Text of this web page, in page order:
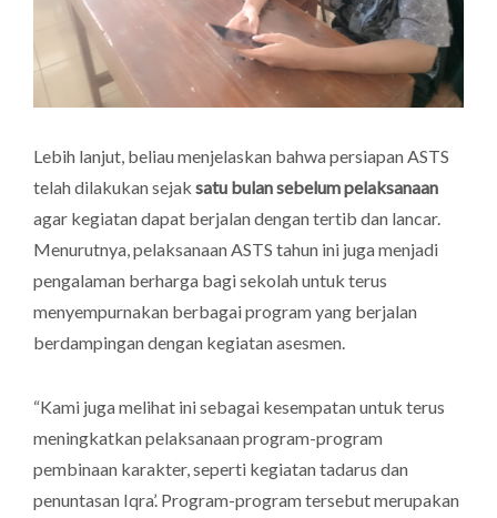
Lebih lanjut, beliau menjelaskan bahwa persiapan ASTS
telah dilakukan sejak satu bulan sebelum pelaksanaan
agar kegiatan dapat berjalan dengan tertib dan lancar.
Menurutnya, pelaksanaan ASTS tahun ini juga menjadi
pengalaman berharga bagi sekolah untuk terus
menyempurnakan berbagai program yang berjalan
berdampingan dengan kegiatan asesmen.
“Kami juga melihat ini sebagai kesempatan untuk terus
meningkatkan pelaksanaan program-program
pembinaan karakter, seperti kegiatan tadarus dan
penuntasan Iqra’. Program-program tersebut merupakan